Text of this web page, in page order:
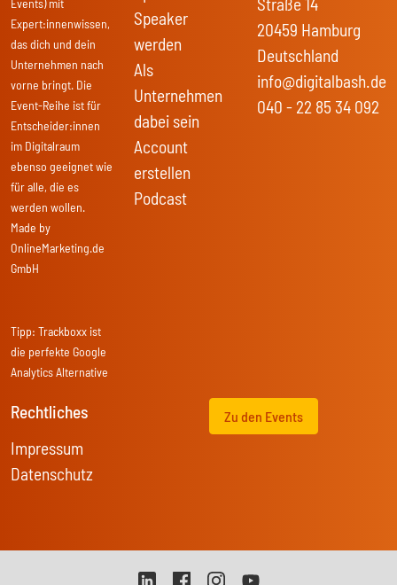
Expert:innenwissen,
das dich und dein
Unternehmen nach
vorne bringt. Die
Event-Reihe ist für
Entscheider:innen
im Digitalraum
ebenso geeignet wie
für alle, die es
werden wollen.
Made by
OnlineMarketing.de
GmbH
Tipp: Trackboxx ist
die perfekte Google
Analytics Alternative
Speaker
werden
Als
Unternehmen
dabei sein
Account
erstellen
Podcast
20459 Hamburg
Deutschland
info@digitalbash.de
040 - 22 85 34 092
Rechtliches
Impressum
Datenschutz
Zu den Events